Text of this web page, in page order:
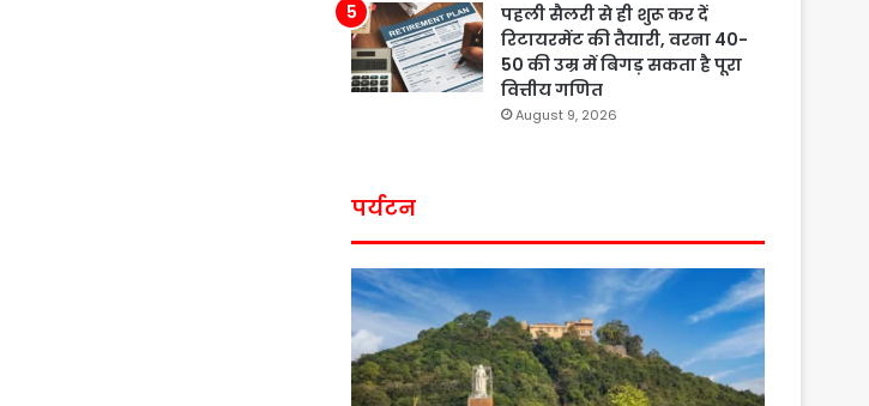
पहली सैलरी से ही शुरू कर दें
रिटायरमेंट की तैयारी, वरना 40-
50 की उम्र में बिगड़ सकता है पूरा
वित्तीय गणित
August 9, 2026
पर्यटन